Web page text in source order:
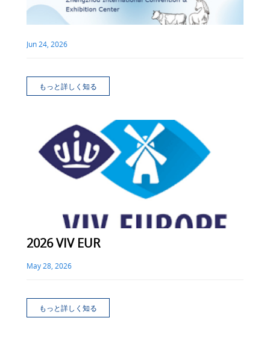
Jun 24, 2026
もっと詳しく知る
2026 VIV EUR
May 28, 2026
もっと詳しく知る